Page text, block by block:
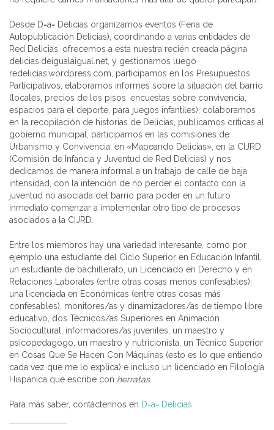
Desde D=a= Delicias organizamos eventos (Feria de
Autopublicación Delicias), coordinando a varias entidades de
Red Delicias, ofrecemos a esta nuestra recién creada página
delicias.deigualaigual.net, y gestionamos luego
redelicias.wordpress.com, participamos en los Presupuestos
Participativos, elaboramos informes sobre la situación del barrio
(locales, precios de los pisos, encuestas sobre convivencia,
espacios para el deporte, para juegos infantiles), colaboramos
en la recopilación de historias de Delicias, publicamos críticas al
gobierno municipal, participamos en las comisiones de
Urbanismo y Convivencia, en «Mapeando Delicias», en la CIJRD
(Comisión de Infancia y Juventud de Red Delicias) y nos
dedicamos de manera informal a un trabajo de calle de baja
intensidad, con la intención de no perder el contacto con la
juventud no asociada del barrio para poder en un futuro
inmediato comenzar a implementar otro tipo de procesos
asociados a la CIJRD.
Entre los miembros hay una variedad interesante, como por
ejemplo una estudiante del Ciclo Superior en Educación Infantil,
un estudiante de bachillerato, un Licenciado en Derecho y en
Relaciones Laborales (entre otras cosas menos confesables),
una licenciada en Económicas (entre otras cosas más
confesables), monitores/as y dinamizadores/as de tiempo libre
educativo, dos Técnicos/as Superiores en Animación
Sociocultural, informadores/as juveniles, un maestro y
psicopedagogo, un maestro y nutricionista, un Técnico Superior
en Cosas Que Se Hacen Con Máquinas (esto es lo que entiendo
cada vez que me lo explica) e incluso un licenciado en Filología
Hispánica que escribe con herratas.
Para más saber, contáctennos en D=a= Delicias